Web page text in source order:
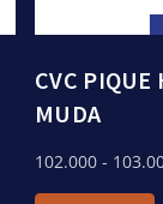
CVC PIQUE
MUDA
102.000 -